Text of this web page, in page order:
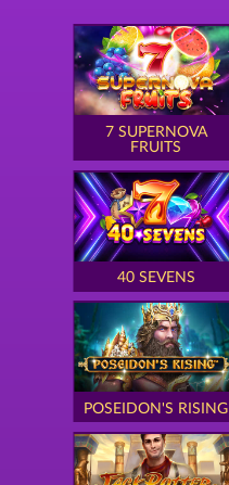
7 SUPERNOVA
FRUITS
40 SEVENS
POSEIDON'S RISING